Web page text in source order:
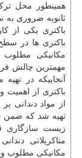
همینطور محل
ثانویه ضروری به
باکتری یکی از
باکتری ها در
مکانیکی مطلوب
مهمترین چالش
آنجاییکه در
باکتری از
از مواد دندانی
تهیه شد که ضمن
زیست سازگاری
متاکریلاتی
مکانیکی مطلوب و